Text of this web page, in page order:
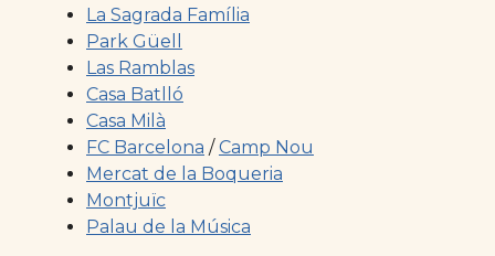
La Sagrada Família
Park Güell
Las Ramblas
Casa Batlló
Casa Milà
FC Barcelona /Camp Nou
Mercat de la Boqueria
Montjuïc
Palau de la Música